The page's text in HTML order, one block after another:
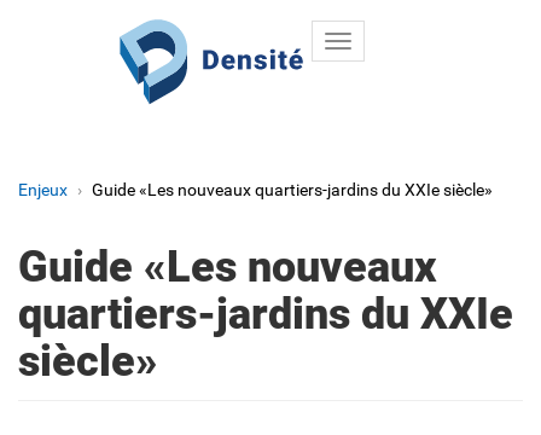
Aller au contenu principal
Toggle
Enjeux Guide «Les nouveaux quartiers-jardins du XXIe siècle»
Guide «Les nouveaux
quartiers-jardins du XXIe
siècle»